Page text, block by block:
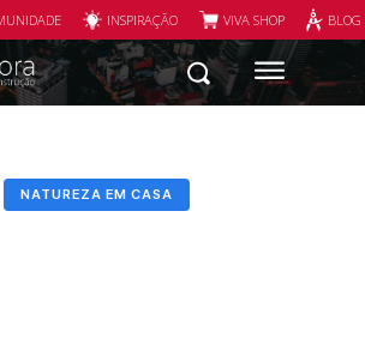
INSPIRAÇÃO VIVA SHOP
NATUREZA EM CASA